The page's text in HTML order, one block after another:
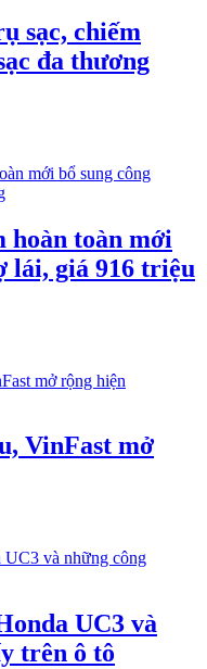
sạc, chiếm
đa thương
toàn mới
lái, giá 916 triệu
VinFast mở
UC3 và
trên ô tô